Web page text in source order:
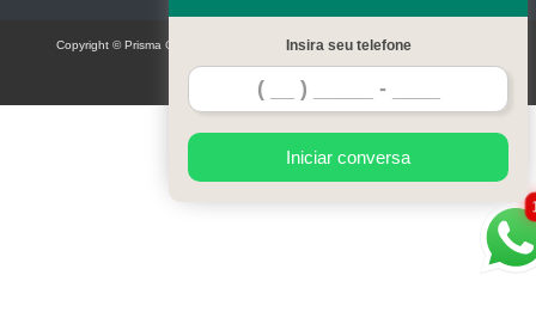
Insira seu telefone
Iniciar conversa
Copyright © Prisma Comunicação visual e eventos (Lei 9610 de 19/02/1998)
W3C